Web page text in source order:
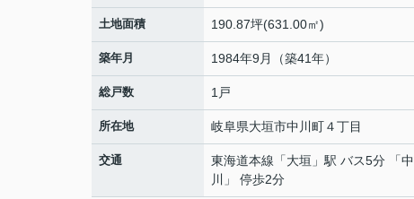
土地面積 190.87坪(631.00㎡)
築年月 1984年9月（築41年）
総戸数 1戸
所在地 岐阜県大垣市中川町４丁目
交通 東海道本線 「大垣 」駅 バス5分 「中
川」 停歩2分